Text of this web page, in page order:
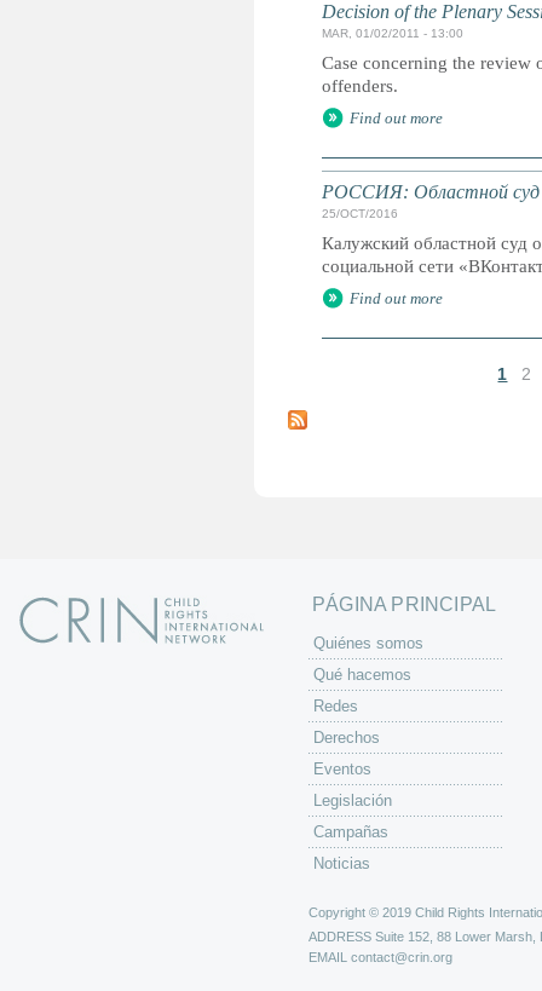
Decision of the Plenary
MAR, 01/02/2011 - 13:00
Case concerning the review
offenders.
Find out more
РОССИЯ: Областной суд
25/OCT/2016
Калужский областной суд
социальной сети
Find out more
á
1 2
PÁGINA PRINCIPAL
Quiénes somos
Qué hacemos
Redes
Derechos
Eventos
Legislación
Campañas
Noticias
Copyright © 2019 Child Rights
ADDRESS Suite 152, 88 Lower Marsh,
EMAIL contact@crin.org